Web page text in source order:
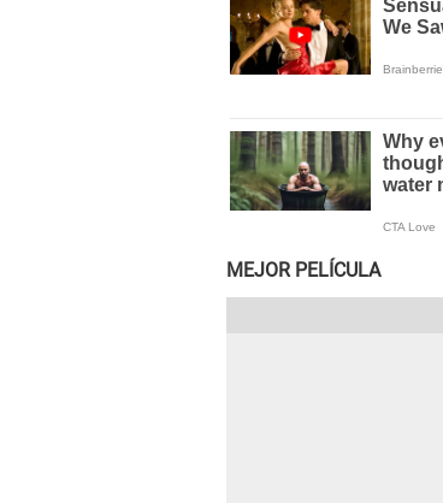
MEJOR PELÍCULA